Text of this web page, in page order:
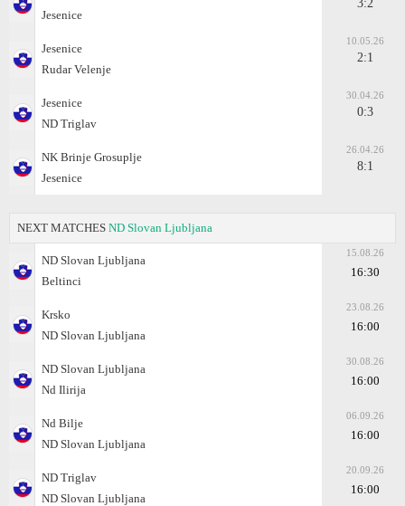
Jesenice
3:2
Jesenice
Rudar Velenje
10.05.26
2:1
Jesenice
ND Triglav
30.04.26
0:3
NK Brinje Grosuplje
Jesenice
26.04.26
8:1
NEXT MATCHES ND Slovan Ljubljana
ND Slovan Ljubljana
Beltinci
15.08.26
16:30
Krsko
ND Slovan Ljubljana
23.08.26
16:00
ND Slovan Ljubljana
Nd Ilirija
30.08.26
16:00
Nd Bilje
ND Slovan Ljubljana
06.09.26
16:00
ND Triglav
ND Slovan Ljubljana
20.09.26
16:00